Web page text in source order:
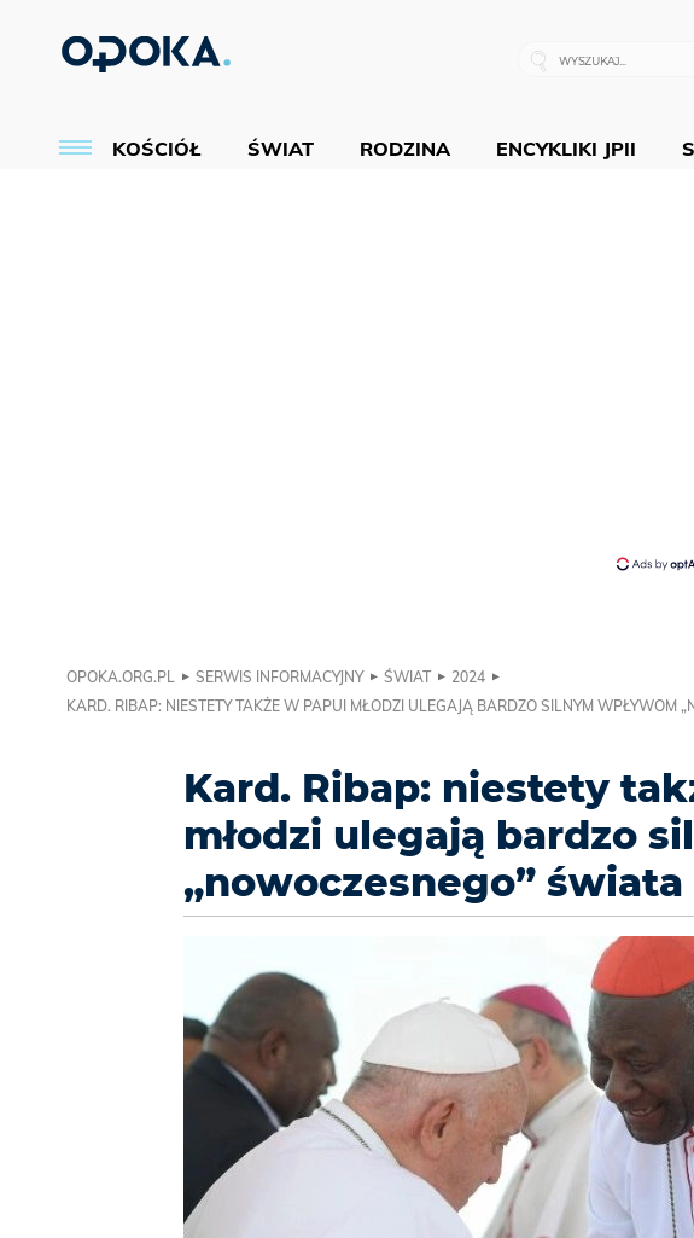
KOŚCIÓŁ ŚWIAT RODZINA ENCYKLIKI JPII
OPOKA.ORG.PL SERWIS INFORMACYJNY ŚWIAT
2024
KARD. RIBAP: NIESTETY TAKŻE W PAPUI MŁODZI ULEGAJĄ BARDZO SILNYM WPŁYWOM
Kard. Ribap: niestety
młodzi ulegają bardzo
„nowoczesnego” świata